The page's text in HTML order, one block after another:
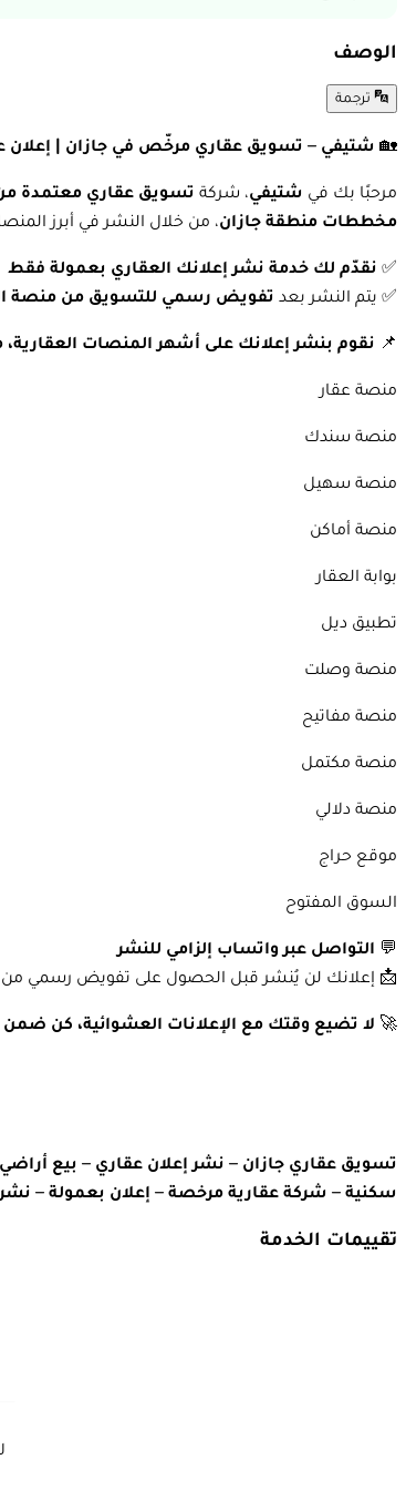
الوصف
ترجمة
🏡 شتيفي – تسويق عقاري مرخّص في جازان | إعلان
مرحبًا بك في شتيفي، شركة تسويق عقاري معتمدة من
مخططات منطقة جازان، من خلال النشر في أبرز
✅ نقدّم لك خدمة نشر إعلانك العقاري بعمولة فقط
✅ يتم النشر بعد تفويض رسمي للتسويق من منصة
📌 نقوم بنشر إعلانك على أشهر المنصات العقارية،
منصة عقار
منصة سندك
منصة سهيل
منصة أماكن
بوابة العقار
تطبيق ديل
منصة وصلت
منصة مفاتيح
منصة مكتمل
منصة دلالي
موقع حراج
السوق المفتوح
💬 التواصل عبر واتساب إلزامي للنشر
📩 إعلانك لن يُنشر قبل الحصول على تفويض رسمي من
🚀 لا تضيع وقتك مع الإعلانات العشوائية، كن
تسويق عقاري جازان – نشر إعلان عقاري – بيع
سكنية – شركة عقارية مرخصة – إعلان بعمولة –
تقييمات الخدمة